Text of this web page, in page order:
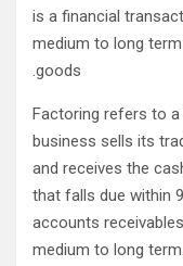
is a financial
medium to long
goods.
Factoring refers to a
business sells its
and receives the
that falls due within
accounts
medium to long